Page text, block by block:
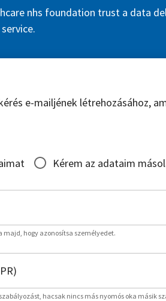
nhs foundation trust a data
e-mailjének létrehozásához,
Kérem az adataim
majd, hogy azonosítsa személyedet.
hacsak nincs más nyomós oka másik